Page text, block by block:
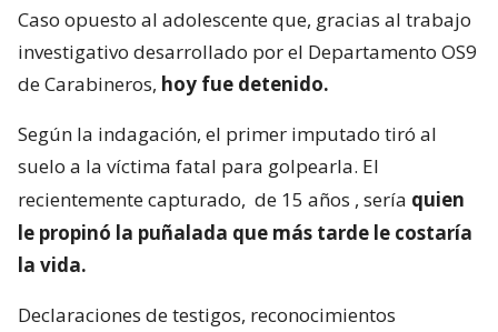
Caso opuesto al adolescente que, gracias al trabajo
investigativo desarrollado por el Departamento OS9
de Carabineros, hoy fue detenido.
Según la indagación, el primer imputado tiró al
suelo a la víctima fatal para golpearla. El
recientemente capturado, de 15 años , sería quien
le propinó la puñalada que más tarde le costaría
la vida.
Declaraciones de testigos, reconocimientos